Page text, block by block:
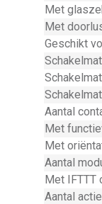
Met
Met
Geschikt
Aantal
Met
Met
Aantal
Met IFTTT
Aantal